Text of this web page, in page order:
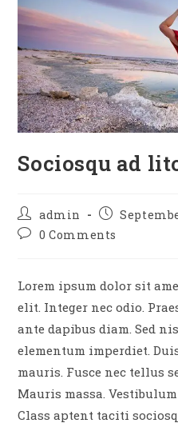
Sociosqu ad
Post
author:
admin
Post
published:
Post0 Comments
Lorem ipsum dolor sit
elit. Integer nec odio.
ante dapibus diam. Sed
elementum imperdiet.
mauris. Fusce nec tellus
Mauris massa.
Class aptent taciti